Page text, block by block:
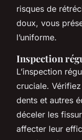
risques de
doux, vous
l’uniforme.
Inspection
L’inspection
cruciale.
dents et autres
déceler les
affecter leur